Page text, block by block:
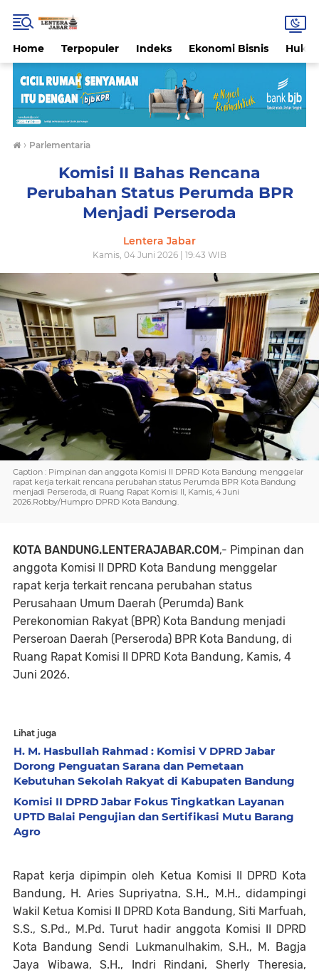
Home Terpopuler Indeks Ekonomi Bisnis
› Parlementaria
Komisi II Bahas Rencana
Perubahan Status Perumda BPR
Menjadi Perseroda
Lentera Jabar
Kamis, 04 Juni 2026 | 19:43 WIB
Caption : Pimpinan dan anggota Komisi II DPRD Kota Bandung menggelar
rapat kerja terkait rencana perubahan status Perumda BPR Kota Bandung
menjadi Perseroda, di Ruang Rapat Komisi II, Kamis, 4 Juni
2026.Robby/Humpro DPRD Kota Bandung.
KOTA BANDUNG.LENTERAJABAR.COM,- Pimpinan dan
anggota Komisi II DPRD Kota Bandung menggelar
rapat kerja terkait rencana perubahan status
Perusahaan Umum Daerah (Perumda) Bank
Perekonomian Rakyat (BPR) Kota Bandung menjadi
Perseroan Daerah (Perseroda) BPR Kota Bandung, di
Ruang Rapat Komisi II DPRD Kota Bandung, Kamis, 4
Juni 2026.
Lihat juga
H. M. Hasbullah Rahmad : Komisi V DPRD Jabar
Dorong Penguatan Sarana dan Pemetaan
Kebutuhan Sekolah Rakyat di Kabupaten Bandung
Komisi II DPRD Jabar Fokus Tingkatkan Layanan
UPTD Balai Pengujian dan Sertifikasi Mutu Barang
Agro
Rapat kerja dipimpin oleh Ketua Komisi II DPRD Kota
Bandung, H. Aries Supriyatna, S.H., M.H., didampingi
Wakil Ketua Komisi II DPRD Kota Bandung, Siti Marfuah,
S.S., S.Pd., M.Pd. Turut hadir anggota Komisi II DPRD
Kota Bandung Sendi Lukmanulhakim, S.H., M. Bagja
Jaya Wibawa, S.H., Indri Rindani, Sherly Theresia,